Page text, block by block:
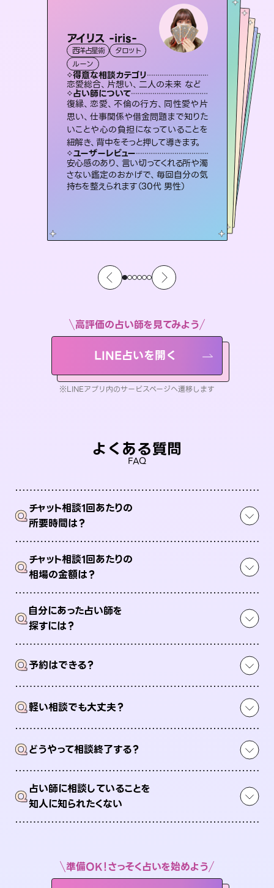
アイリス -iris-
西洋占星術
タロット
ルーン
得意な相談カテゴリ
恋愛総合、片想い、二人の未来 など
占い師について
復縁、恋愛、不倫の行方、同性愛や片
思い、仕事関係や借金問題まで知りた
いことや心の負担になっていることを
紐解き、背中をそっと押して導きます。
ユーザーレビュー
安心感のあり、言い切ってくれる所や濁
さない鑑定のおかげで、毎回自分の気
持ちを整えられます（30代 男性）
彗望（すいぼう）
霊視・オーラ 透視
スピリチュアル・リーディング
得意な相談カテゴリ
片想い、あの人の気持ち、復縁 など
占い師について
3,700年以上の歴史を持つ東洋最古の
占術「易占」で詳細まで占い、幸せへ向
かう道筋を示します。厳しい結果にも具
体的な対策をお伝えします。
ユーザーレビュー
複雑な背景もしっかり聞いて鑑定して
いただけました。気持ちが楽になりまし
た（50代 女性）
桃源珠羽（ とうげんみう）
霊視・オーラ
スピリチュアル・リーディング
得意な相談カテゴリ
片想い、あの人の気持ち、復縁 など
占い師について
恋愛のお悩みの中でも特に「曖昧な関
係」の相談を得意としており、友達以上
恋人未満なお相手との今後や本音を丁
寧に読み解き恋愛成就へと導きます。
ユーザーレビュー
鑑定していただいてアドバイス通りに行
動すると仲が復活してきました。ありが
とうございました（40代 女性）
おう 霊感オラクル
霊視・オーラ
オラクルカード
得意な相談カテゴリ
恋愛総合、あの人の気持ち など
占い師について
霊視×オラクルカードを使って「今」と「未来」そして「気になるあの人の気持ち」まで丁寧に読み解き、恋や人生のヒントを優しく引き出します。
ユーザーレビュー
不安な気持ちが嘘みたいに晴れまし
た…！よく視えていらっしゃるんだなと
感じました（40代 女性）
未来視師＊花
スピリチュアル・リーディング
得意な相談カテゴリ
出逢い、片想い、復縁 など
占い師について
未来には何パターンもの選択肢があり
ます。不安で視えにくくなっているあな
たの素敵な未来を見つけ、その未来を
選択できるようアドバイスします。
ユーザーレビュー
職場の人の性質や人間関係、本心など
本当によく視えていてびっくり。対策が
打てて前向きになれます（40代）
セラピスト理恵
霊視・オーラ タロット
スピリチュアル・リーディング
得意な相談カテゴリ
片想い、二人の未来、年の差 など
占い師について
連絡再開、復縁、成就などの報告実績
多数。セラピストとして2万超の施術経
験があるからこそできる鑑定で、より良
い未来をサポートします。
ユーザーレビュー
とても心温まる鑑定でした。しかもこち
らは何も言っていないのに視えていらっ
しゃるんだなと驚きです（30代女性）
高評価の占い師を見てみよう
LINE占いを開く
※LINEアプリ内のサービスページへ遷移します
よくある質問
FAQ
Qチャット相談1回あたりの
所要時間は？
Qチャット相談1回あたりの
相場の金額は？
Q自分にあった占い師を
探すには？
Q予約はできる？
Q軽い相談でも大丈夫？
Qどうやって相談終了する？
Q占い師に相談していることを
知人に知られたくない
準備OK！さっそく占いを始めよう